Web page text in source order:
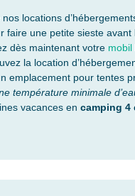
locations
faire une petite sieste avant
dès maintenant votre mobil
la location
emplacement pour tentes
température minimale
vacances en camping 4